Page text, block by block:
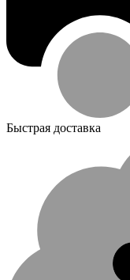
Быстрая доставка